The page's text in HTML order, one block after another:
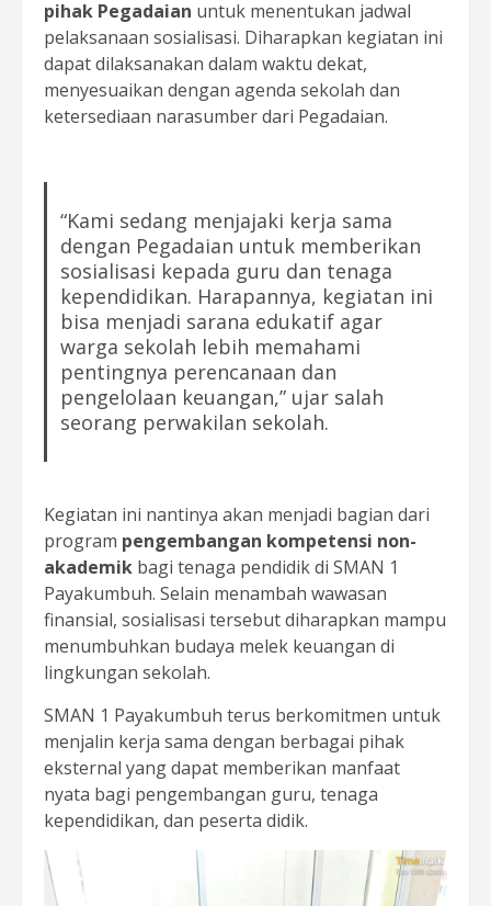
pihak Pegadaian untuk menentukan jadwal
pelaksanaan sosialisasi. Diharapkan kegiatan ini
dapat dilaksanakan dalam waktu dekat,
menyesuaikan dengan agenda sekolah dan
ketersediaan narasumber dari Pegadaian.
“Kami sedang menjajaki kerja sama
dengan Pegadaian untuk memberikan
sosialisasi kepada guru dan tenaga
kependidikan. Harapannya, kegiatan ini
bisa menjadi sarana edukatif agar
warga sekolah lebih memahami
pentingnya perencanaan dan
pengelolaan keuangan,” ujar salah
seorang perwakilan sekolah.
Kegiatan ini nantinya akan menjadi bagian dari
program pengembangan kompetensi non-
akademik bagi tenaga pendidik di SMAN 1
Payakumbuh. Selain menambah wawasan
finansial, sosialisasi tersebut diharapkan mampu
menumbuhkan budaya melek keuangan di
lingkungan sekolah.
SMAN 1 Payakumbuh terus berkomitmen untuk
menjalin kerja sama dengan berbagai pihak
eksternal yang dapat memberikan manfaat
nyata bagi pengembangan guru, tenaga
kependidikan, dan peserta didik.